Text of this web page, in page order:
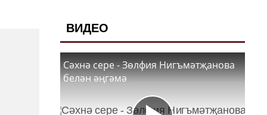
ВИДЕО
Сәхнә сере - Зөлфия Нигъмәтҗанова
белән әңгәмә